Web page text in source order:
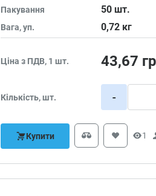
Пакування 50шт.
Вага, уп. 0,72 кг
Ціна з ПДВ, 1 шт. 43,67
Кількість, шт. -
Купити 1